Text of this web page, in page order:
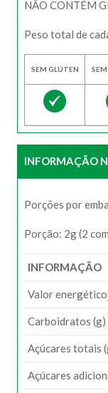
NÃO CONTÉM
Peso total de
SEM GLÚTEN
INFORMAÇÃO
Porções por
Porção: 2g (2
INFORMAÇÃO
Valor energético
Carboidratos (g)
Açúcares totais
Açúcares